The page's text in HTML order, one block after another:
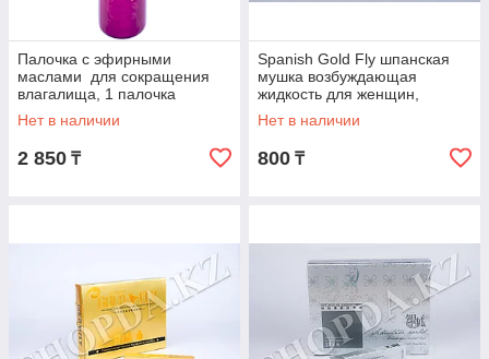
Палочка с эфирными
маслами для сокращения
влагалища, 1 палочка
Нет в наличии
2 850 ₸
Spanish Gold Fly шпанская
мушка возбуждающая
жидкость для женщин,
жидкость 5 мл
Нет в наличии
800 ₸